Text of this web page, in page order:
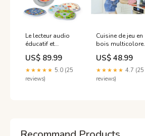
Le lecteur audio
éducatif et
interactif pour
enfants de 2 à 6
ans multicolor
Italtrike
US$ 89.99
★★★★★ 5.0 (25
reviews)
Cuisine de jeu en
bois multicolore
Manteau
US$ 48.99
★★★★★ 4.7 (25
reviews)